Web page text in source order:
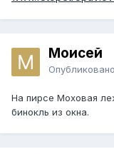
Моисей
Опубликовано
На пирсе Моховая
бинокль из окна.